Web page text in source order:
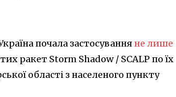
почала застосуванняне лише
ракет Storm Shadow / SCALP по їх
області з населеного пункту